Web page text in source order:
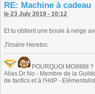
RE: Machine à cadeau
le 23 July 2019 - 10:12
Et tu obtient une boule à neige
J'insère Heretoc
POURQUOI MOIIIIIIIII ?
Alias Dr No - Membre de la
de fanfics et à l'HdP -